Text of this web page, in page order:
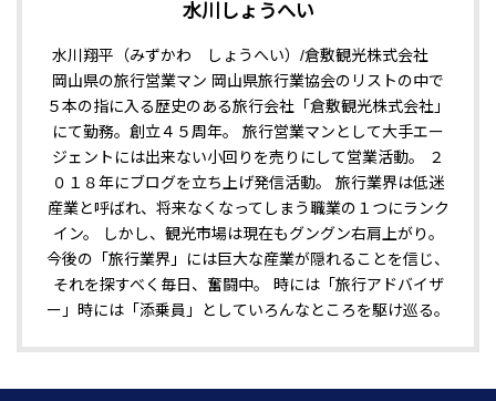
水川しょうへい
水川翔平（みずかわ しょうへい）/倉敷観光株式会社
岡山県の旅行営業マン 岡山県旅行業協会のリストの中で
５本の指に入る歴史のある旅行会社「倉敷観光株式会社」
にて勤務。創立４５周年。 旅行営業マンとして大手エー
ジェントには出来ない小回りを売りにして営業活動。 ２
０１８年にブログを立ち上げ発信活動。 旅行業界は低迷
産業と呼ばれ、将来なくなってしまう職業の１つにランク
イン。 しかし、観光市場は現在もグングン右肩上がり。
今後の「旅行業界」には巨大な産業が隠れることを信じ、
それを探すべく毎日、奮闘中。 時には「旅行アドバイザ
ー」時には「添乗員」としていろんなところを駆け巡る。